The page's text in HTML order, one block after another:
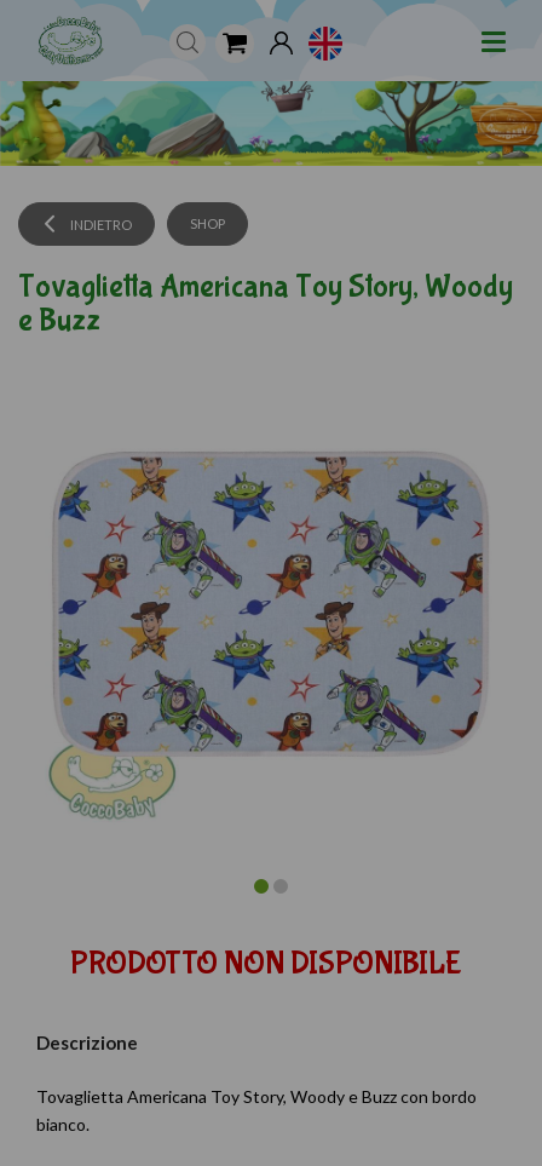
INDIETRO SHOP
Tovaglietta Americana Toy Story, Woody
e Buzz
PRODOTTO NON DISPONIBILE
Descrizione
Tovaglietta Americana Toy Story, Woody e Buzz con bordo
bianco.